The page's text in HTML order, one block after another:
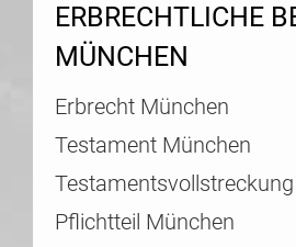
ERBRECHTLICHE
MÜNCHEN
Erbrecht München
Testament München
Pflichtteil München